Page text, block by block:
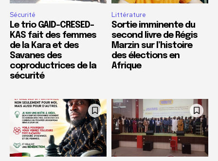
Sécurité
Le trio GAID-CRESED-
KAS fait des femmes
de la Kara et des
Savanes des
coproductrices de la
sécurité
Littérature
Sortie imminente du
second livre de Régis
Marzin sur l’histoire
des élections en
Afrique